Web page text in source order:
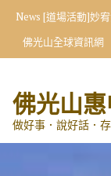
content
News [道場活動]妙
佛光山全球資訊網
佛光山
做好事．說好話．